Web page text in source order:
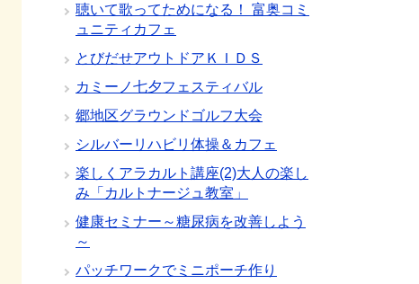
聴いて歌ってためになる！ 富奥コミ
ュニティカフェ
とびだせアウトドアＫＩＤＳ
カミーノ七夕フェスティバル
郷地区グラウンドゴルフ大会
シルバーリハビリ体操＆カフェ
楽しくアラカルト講座(2)大人の楽し
み「カルトナージュ教室」
健康セミナー～糖尿病を改善しよう
～
パッチワークでミニポーチ作り